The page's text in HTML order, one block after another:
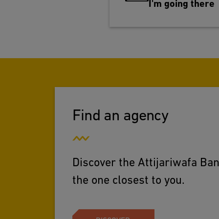
I'm going there
Find an agency
Discover the Attijariwafa
the one closest to you.